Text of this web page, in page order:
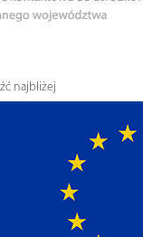
najbliżej